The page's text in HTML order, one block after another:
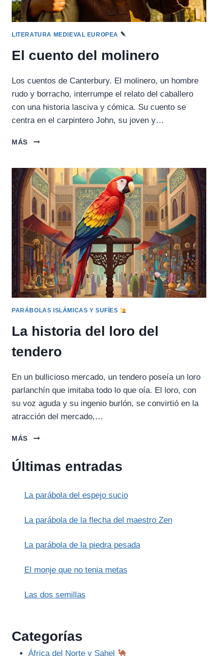
LITERATURA MEDIEVAL EUROPEA
El cuento del molinero
Los cuentos de Canterbury. El molinero, un hombre
rudo y borracho, interrumpe el relato del caballero
con una historia lasciva y cómica. Su cuento se
centra en el carpintero John, su joven y…
MÁS
EL
MOLINERO
PARÁBOLAS ISLÁMICAS Y SUFÍES
La historia del loro del
tendero
En un bullicioso mercado, un tendero poseía un loro
parlanchín que imitaba todo lo que oía. El loro, con
su voz aguda y su ingenio burlón, se convirtió en la
atracción del mercado,…
MÁS
LA
LORO
Últimas entradas
La parábola del espejo sucio
La parábola de la flecha del maestro Zen
La parábola de la piedra pesada
El monje que no tenia metas
Las dos semillas
Categorías
África del Norte y Sahel